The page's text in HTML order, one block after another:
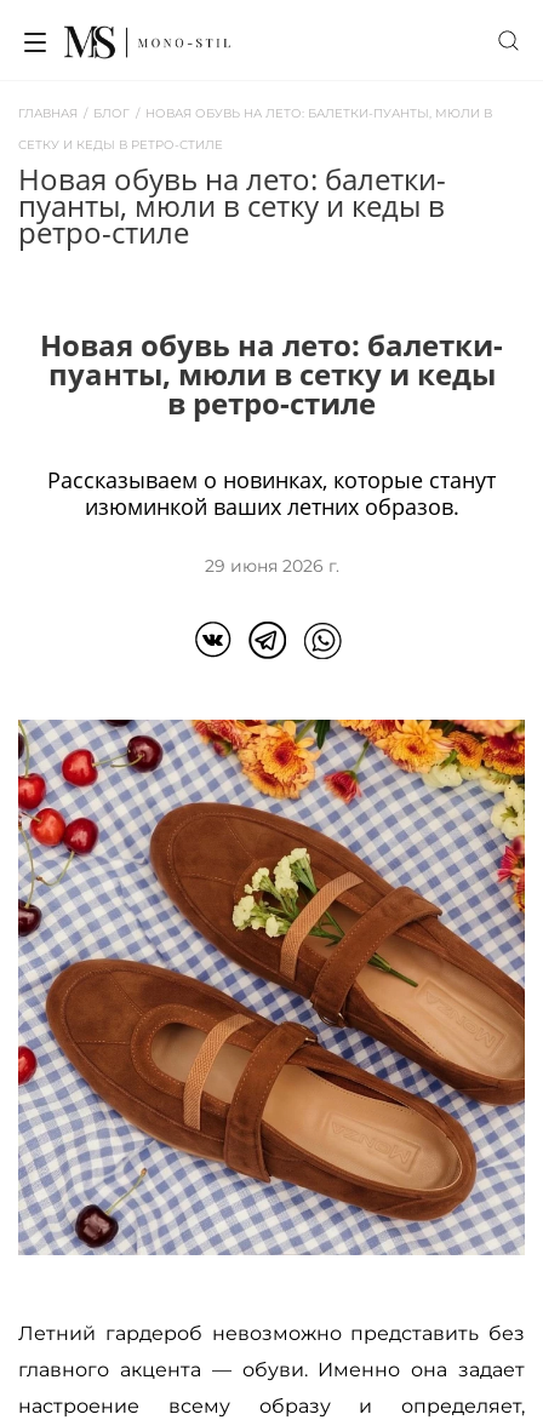
ГЛАВНАЯ / БЛОГ / НОВАЯ ОБУВЬ НА ЛЕТО: БАЛЕТКИ-ПУАНТЫ, МЮЛИ В
СЕТКУ И КЕДЫ В РЕТРО-СТИЛЕ
новая обувь на лето: балетки-
пуанты, мюли в сетку и кеды в
ретро-стиле
Новая обувь на лето: балетки-
пуанты, мюли в сетку и кеды
в ретро-стиле
Рассказываем о новинках, которые станут
изюминкой ваших летних образов.
29 июня 2026 г.
Летний гардероб невозможно представить без
главного акцента — обуви. Именно она задает
настроение всему образу и определяет,